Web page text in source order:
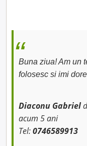
Buna ziua! Am un
folosesc si imi
Diaconu Gabriel
acum 5 ani
Tel:0746589913